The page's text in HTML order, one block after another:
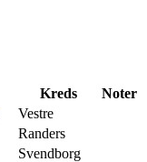
Kreds
Noter
Vestre
Randers
Svendborg